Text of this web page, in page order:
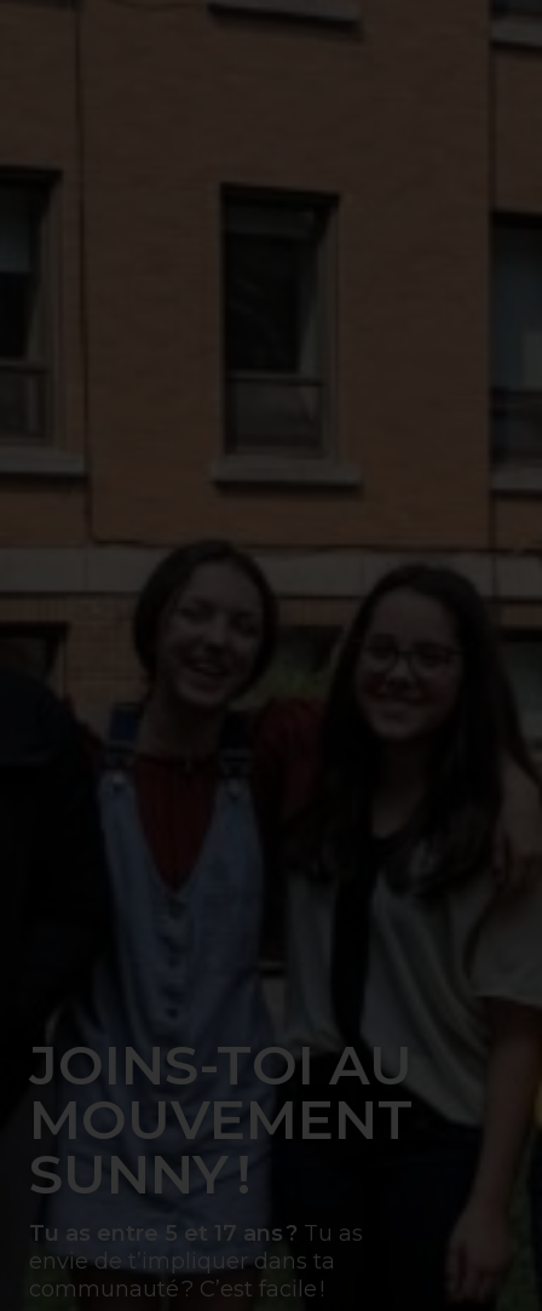
JOINS-TOI AU
MOUVEMENT
SUNNY !
Tu as entre 5 et 17 ans ? Tu as
envie de t’impliquer dans ta
communauté ? C’est facile !